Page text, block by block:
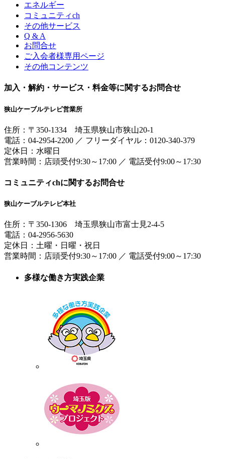
エネルギー
コミュニティch
その他サービス
Q & A
お問合せ
ご入会者様専用ページ
その他コンテンツ
加入・解約・サービス・料金等に関するお問合せ
狭山ケーブルテレビ営業所
住所： 〒350-1334 埼玉県狭山市狭山20-1
電話： 04-2954-2200 ／ フリーダイヤル：0120-340-379
定休日：水曜日
営業時間： 店頭受付9:30～17:00 ／ 電話受付9:00～17:30
コミュニティchに関するお問合せ
狭山ケーブルテレビ本社
住所： 〒350-1306 埼玉県狭山市富士見2-4-5
電話： 04-2956-5630
定休日：土曜・日曜・祝日
営業時間： 店頭受付9:30～17:00 ／ 電話受付9:00～17:30
多様な働き方実践企業